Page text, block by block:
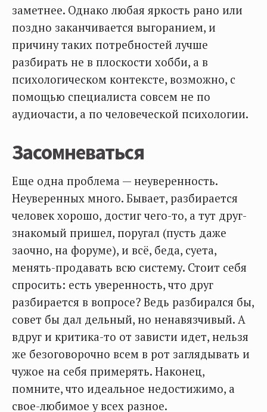
заметнее. Однако любая яркость рано или
поздно заканчивается выгоранием, и
причину таких потребностей лучше
разбирать не в плоскости хобби, а в
психологическом контексте, возможно, с
помощью специалиста совсем не по
аудиочасти, а по человеческой психологии.
Засомневаться
Еще одна проблема — неуверенность.
Неуверенных много. Бывает, разбирается
человек хорошо, достиг чего-то, а тут друг-
знакомый пришел, поругал (пусть даже
заочно, на форуме), и всё, беда, суета,
менять-продавать всю систему. Стоит себя
спросить: есть уверенность, что друг
разбирается в вопросе? Ведь разбирался бы,
совет бы дал дельный, но ненавязчивый. А
вдруг и критика-то от зависти идет, нельзя
же безоговорочно всем в рот заглядывать и
чужое на себя примерять. Наконец,
помните, что идеальное недостижимо, а
свое-любимое у всех разное.